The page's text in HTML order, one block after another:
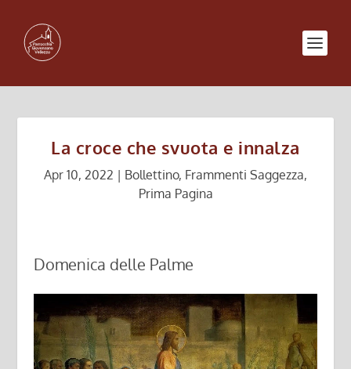
La croce che svuota e innalza
Apr 10, 2022 | Bollettino, Frammenti Saggezza,
Prima Pagina
Domenica delle Palme